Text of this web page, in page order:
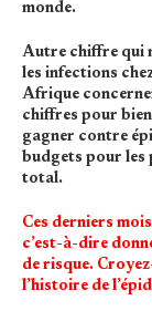
monde.
Autre chiffre qui
les infections
Afrique
chiffres pour bien
gagner contre
budgets pour les
total.
Ces derniers
c’est-à-dire
de risque.
l’histoire de